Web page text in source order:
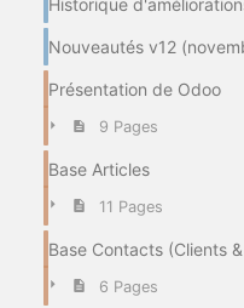
Historique
Nouveautés v12
Présentation de Odoo
9 Pages
Base Articles
11 Pages
Base Contacts (Clients
6 Pages